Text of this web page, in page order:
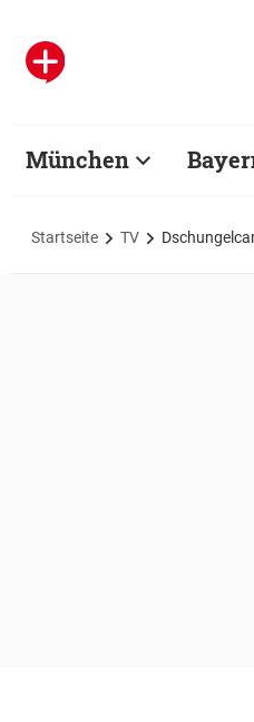
München
Startseite TV